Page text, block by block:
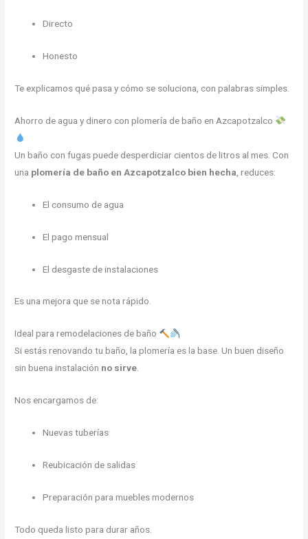
Directo
Honesto
Te explicamos qué pasa y cómo se soluciona, con palabras simples.
Ahorro de agua y dinero con plomería de baño en Azcapotzalco
Un baño con fugas puede desperdiciar cientos de litros al mes. Con
una plomería de baño en Azcapotzalco bien hecha , reduces:
El consumo de agua
El pago mensual
El desgaste de instalaciones
Es una mejora que se nota rápido.
Ideal para remodelaciones de baño
Si estás renovando tu baño, la plomería es la base. Un buen diseño
sin buena instalación no sirve.
Nos encargamos de:
Nuevas tuberías
Reubicación de salidas
Preparación para muebles modernos
Todo queda listo para durar años.